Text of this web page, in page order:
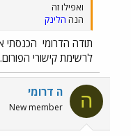
ואפילו זה
הנה הלינק
תודה הדרומי הכנסתי
לרשימת קישורי הפורום.
ה ה דרומי
New member